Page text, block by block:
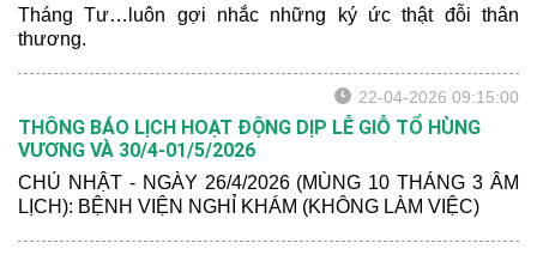
Tháng Tư…luôn gợi nhắc những ký ức thật đỗi thân
thương.
22-04-2026 09:15:00
THÔNG BÁO LỊCH HOẠT ĐỘNG DỊP LỄ GIỖ TỔ HÙNG
VƯƠNG VÀ 30/4-01/5/2026
CHỦ NHẬT - NGÀY 26/4/2026 (MÙNG 10 THÁNG 3 ÂM
LỊCH): BỆNH VIỆN NGHỈ KHÁM (KHÔNG LÀM VIỆC)